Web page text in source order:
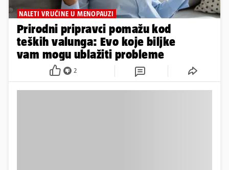
NALETI VRUĆINE U MENOPAUZI
Prirodni pripravci pomažu kod
teških valunga: Evo koje biljke
vam mogu ublažiti probleme
2